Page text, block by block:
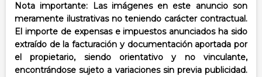
Nota importante: Las imágenes en este anuncio son
meramente ilustrativas no teniendo carácter contractual.
El importe de expensas e impuestos anunciados ha sido
extraído de la facturación y documentación aportada por
el propietario, siendo orientativo y no vinculante,
encontrándose sujeto a variaciones sin previa publicidad.